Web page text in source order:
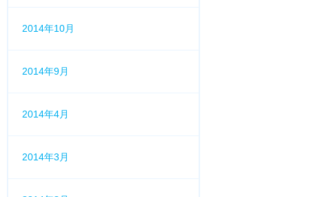
2014年10月
2014年9月
2014年4月
2014年3月